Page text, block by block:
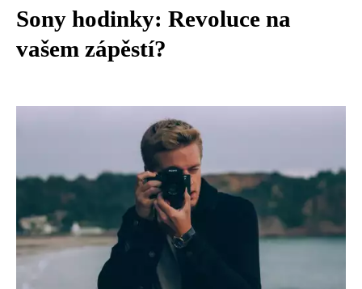
Sony hodinky: Revoluce na
vašem zápěstí?